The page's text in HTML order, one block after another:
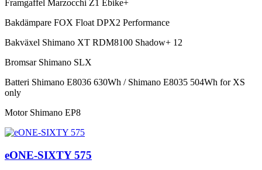
Framgaffel Marzocchi Z1 Ebike+
Bakdämpare FOX Float DPX2 Performance
Bakväxel Shimano XT RDM8100 Shadow+ 12
Bromsar Shimano SLX
Batteri Shimano E8036 630Wh / Shimano E8035 504Wh for XS
only
Motor Shimano EP8
eONE-SIXTY 575